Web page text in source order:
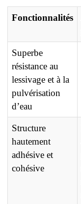
Fonctionnalités
Superbe
résistance au
lessivage et à la
pulvérisation
d’eau
Structure
hautement
adhésive et
cohésive